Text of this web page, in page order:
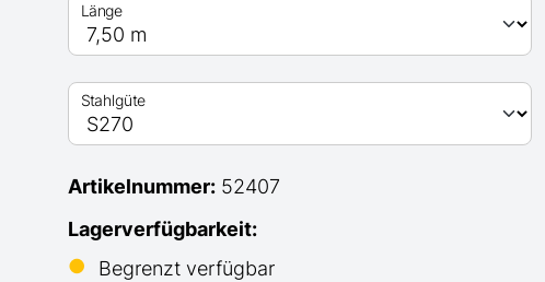
Länge
Stahlgüte
Artikelnummer: 52407
Lagerverfügbarkeit:
●
Begrenzt verfügbar